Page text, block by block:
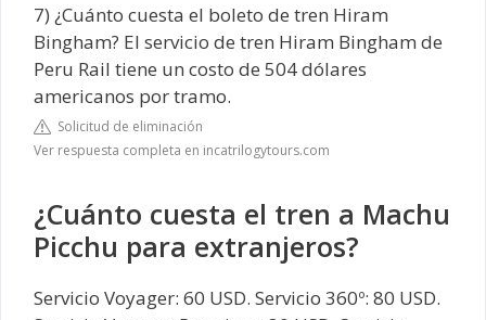
7) ¿Cuánto cuesta el boleto de tren Hiram
Bingham? El servicio de tren Hiram Bingham de
Peru Rail tiene un costo de 504 dólares
americanos por tramo.
Solicitud de eliminación
Ver respuesta completa en incatrilogytours.com
¿Cuánto cuesta el tren a Machu
Picchu para extranjeros?
Servicio Voyager: 60 USD. Servicio 360º: 80 USD.